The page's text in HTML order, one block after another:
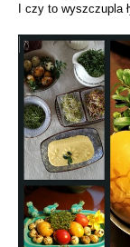
I czy to wyszczupla